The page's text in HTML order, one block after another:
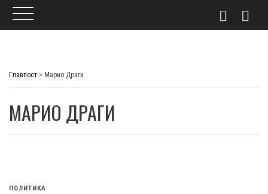
Главпост > Марио Драги
МАРИО ДРАГИ
ПОЛИТИКА